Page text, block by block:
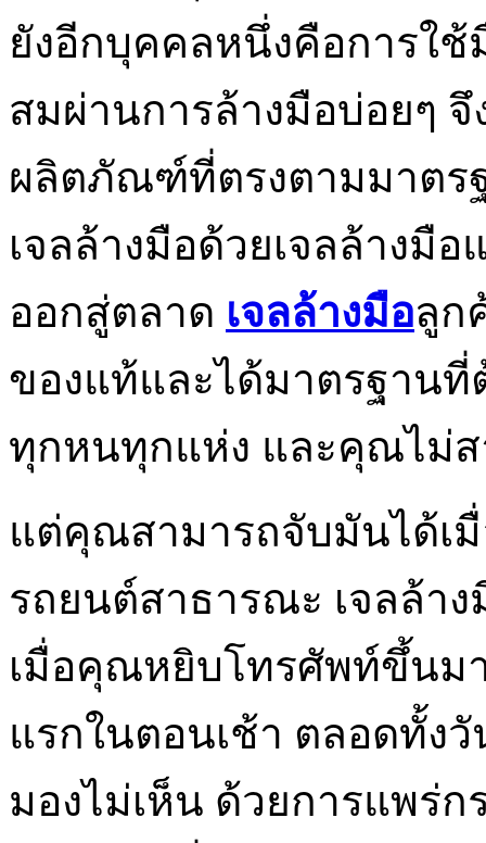
ยังอีกบุคคลหนึ่งคือการใ
สมผ่านการล้างมือบ่อยๆ
ผลิตภัณฑ์ที่ตรงตามมาตร
เจลล้างมือด้วยเจลล้างมื
ออกสู่ตลาด เจลล้างมือลูก
ของแท้และได้มาตรฐาน
ทุกหนทุกแห่ง และคุณไม่ส
แต่คุณสามารถจับมันได้เ
รถยนต์สาธารณะ เจลล้า
เมื่อคุณหยิบโทรศัพท์ขึ้นม
แรกในตอนเช้า ตลอดทั้ง
มองไม่เห็น ด้วยการแพร่